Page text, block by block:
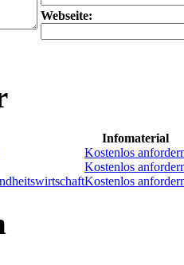
Webseite:
Infomaterial
Kostenlos
Kostenlos
Kostenlos